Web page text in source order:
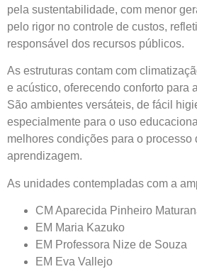
pela sustentabilidade, com menor
pelo rigor no controle de custos,
responsável dos recursos públicos.
As estruturas contam com
e acústico, oferecendo conforto para
São ambientes versáteis, de fácil
especialmente para o uso
melhores condições para o processo
aprendizagem.
As unidades contempladas com a
CM Aparecida Pinheiro
EM Maria Kazuko
EM Professora Nize de Souza
EM Eva Vallejo